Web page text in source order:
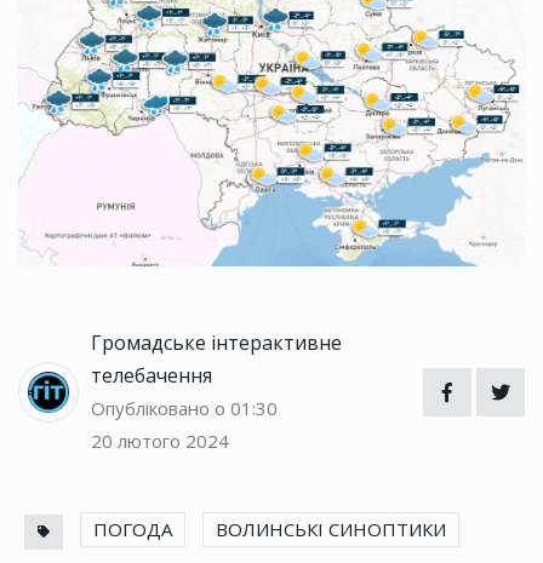
Громадське інтерактивне
телебачення
Опубліковано о 01:30
20 лютого 2024
ПОГОДА ВОЛИНСЬКІ СИНОПТИКИ